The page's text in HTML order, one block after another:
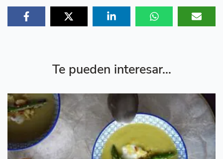
Te pueden interesar...